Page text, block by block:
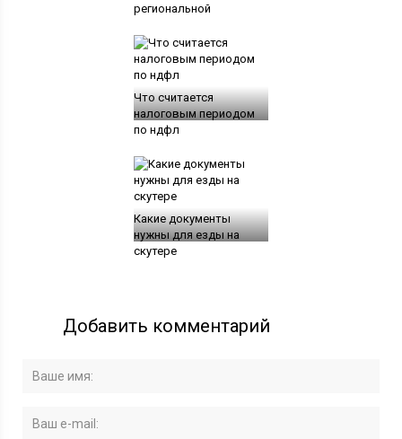
региональной
Что считается
налоговым периодом
по ндфл
Какие документы
нужны для езды на
скутере
Добавить комментарий